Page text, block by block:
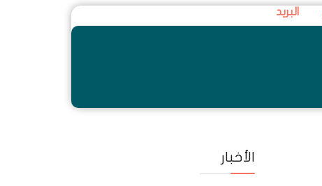
البريد
الأخبار